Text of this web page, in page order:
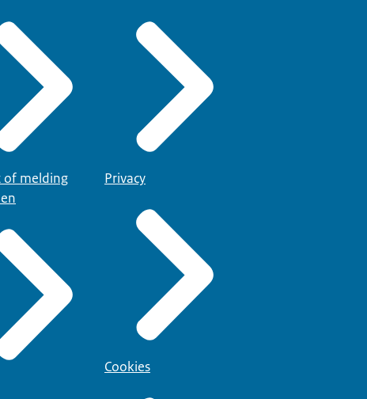
of melding
Privacy
Cookies